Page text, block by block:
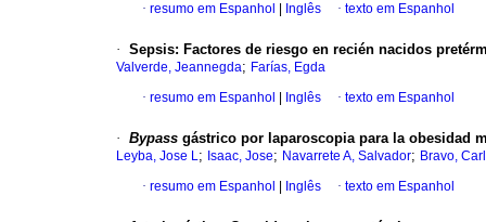
· resumo em Espanhol Inglês · texto em Espanhol
· Sepsis: Factores de riesgo en recién nacidos
Valverde, Jeannegda; Farías, Egda
· resumo em Espanhol Inglês · texto em Espanhol
· Bypass gástrico por laparoscopia para la obesidad
Leyba, Jose L; Isaac, Jose; Navarrete A, Salvador; Bravo,
· resumo em Espanhol Inglês · texto em Espanhol